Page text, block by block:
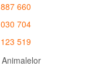
660
704
519